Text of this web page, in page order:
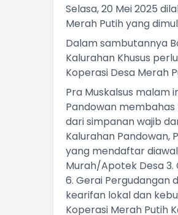
Selasa, 20 Mei 2025
Merah Putih yang
Dalam sambutannya
Kalurahan Khusus
Koperasi Desa Merah
Pra Muskalsus malam
Pandowan membahas
dari simpanan wajib
Kalurahan Pandowan,
yang mendaftar
Murah/Apotek Desa 3.
6. Gerai Pergudangan
kearifan lokal dan
Koperasi Merah Putih